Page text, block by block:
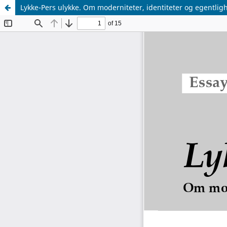
Lykke-Pers ulykke. Om moderniteter, identiteter og